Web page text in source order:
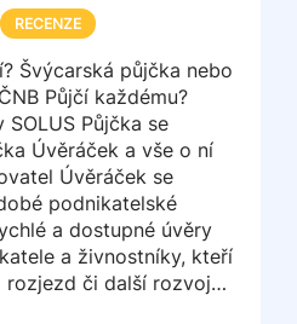
RECENZE
Švýcarská půjčka nebo
Půjčí každému?
SOLUS Půjčka se
Úvěráček a vše o ní
Úvěráček se
podnikatelské
a dostupné úvěry
a živnostníky, kteří
rozjezd či další rozvoj…